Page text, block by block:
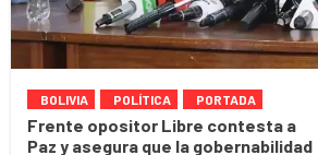
BOLIVIA POLÍTICA PORTADA
Frente opositor Libre contesta a
Paz y asegura que la gobernabilidad